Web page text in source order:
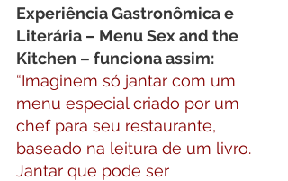
Experiência Gastronômica e
Literária – Menu Sex and the
Kitchen – funciona assim:
“Imaginem só jantar com um
menu especial criado por um
chef para seu restaurante,
baseado na leitura de um livro.
Jantar que pode ser